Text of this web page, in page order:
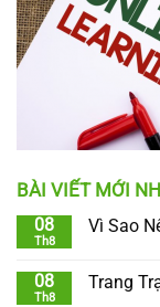
BÀI VIẾT MỚI
08
Th8
Vì Sao
08
Th8
Trang